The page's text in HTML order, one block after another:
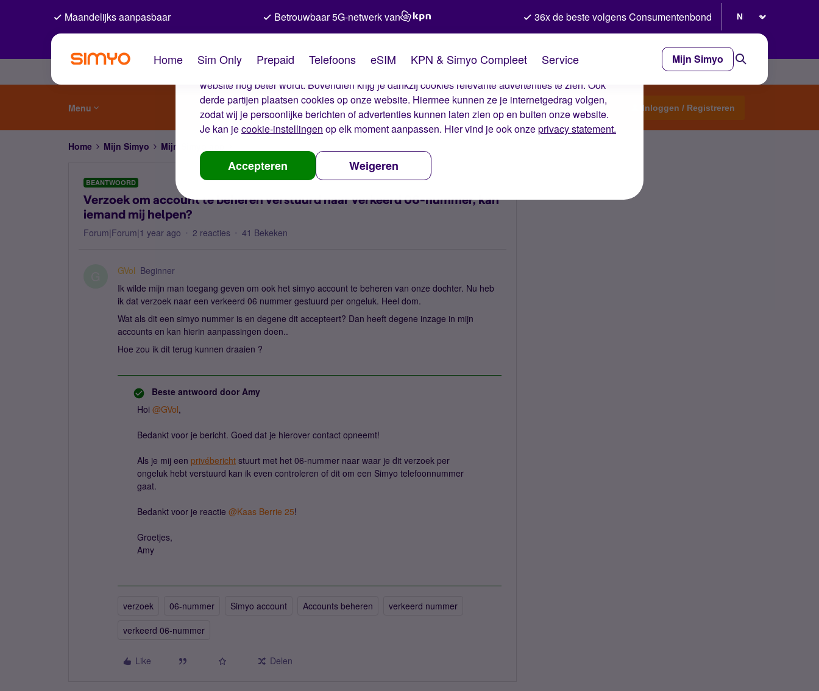
De cookies van Simyo
Wij gebruiken cookies op onze website. Met deze cookies zorgen wij ervoor dat je ervaring op de
website nog beter wordt. Bovendien krijg je dankzij cookies relevante advertenties te zien. Ook
derde partijen plaatsen cookies op onze website. Hiermee kunnen ze je internetgedrag volgen,
zodat wij je persoonlijke berichten of advertenties kunnen laten zien op en buiten onze website.
Je kan jecookie-instellingen op elk moment aanpassen. Hier vind je ook onzeprivacy statement.
Accepteren Weigeren
Maandelijks aanpasbaar Betrouwbaar 5G-netwerk van 36x de beste volgens Consumentenbond
Home Sim Only Prepaid Telefoons eSIM KPN & Simyo Compleet Service Mijn Simyo
Menu Start een topic Inloggen / Registreren
Home Mijn Simyo Mijn Simyo app
BEANTWOORD
Verzoek om account te beheren verstuurd naar verkeerd 06-nummer, kan
iemand mij helpen?
Forum|Forum|1 year ago 2 reacties 41 Bekeken
GVol Beginner
Ik wilde mijn man toegang geven om ook het simyo account te beheren van onze dochter. Nu heb
ik dat verzoek naar een verkeerd 06 nummer gestuurd per ongeluk. Heel dom.
Wat als dit een simyo nummer is en degene dit accepteert? Dan heeft degene inzage in mijn
accounts en kan hierin aanpassingen doen..
Hoe zou ik dit terug kunnen draaien ?
Beste antwoord door Amy
Hoi ​ @GVol,
Bedankt voor je bericht. Goed dat je hierover contact opneemt!
Als je mij een privébericht stuurt met het 06-nummer naar waar je dit verzoek per
ongeluk hebt verstuurd kan ik even controleren of dit om een Simyo telefoonnummer
gaat.
Bedankt voor je reactie ​ @Kaas Berrie 25!
Groetjes,
Amy
verzoek 06-nummer Simyo account Accounts beheren
verkeerd nummer
verkeerd 06-nummer
Like Delen